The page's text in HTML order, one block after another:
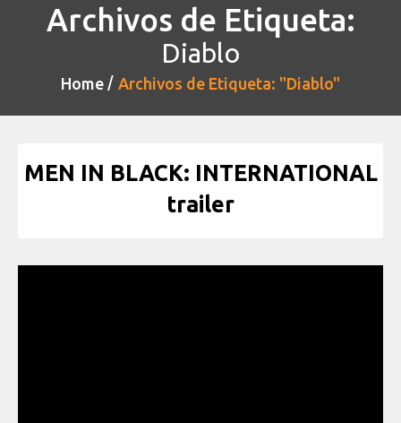
Archivos de Etiqueta:
Diablo
Home Archivos de Etiqueta: "Diablo"
MEN IN BLACK: INTERNATIONAL
trailer